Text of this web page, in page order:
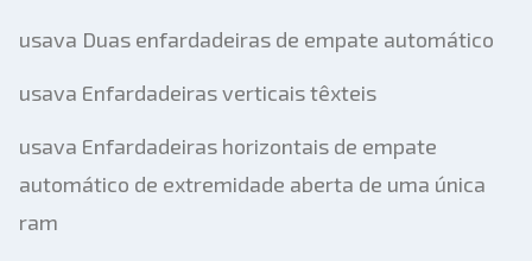
usava Duas enfardadeiras de empate automático
usava Enfardadeiras verticais têxteis
usava Enfardadeiras horizontais de empate
automático de extremidade aberta de uma única
ram